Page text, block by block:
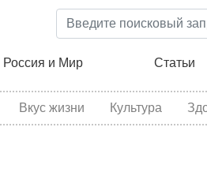
Перейти
к
Россия и Мир Статьи
Вкус жизни Культура